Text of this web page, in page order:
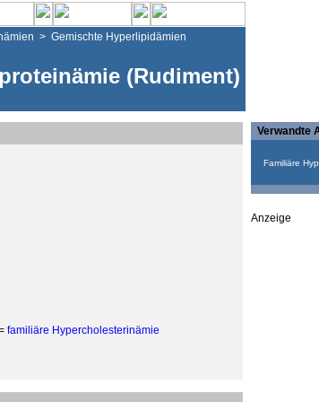
> Gemischte Hyperlipidämien
(Rudiment)
familiäre Hypercholesterinämie
Verwandte
Familiäre
Anzeige